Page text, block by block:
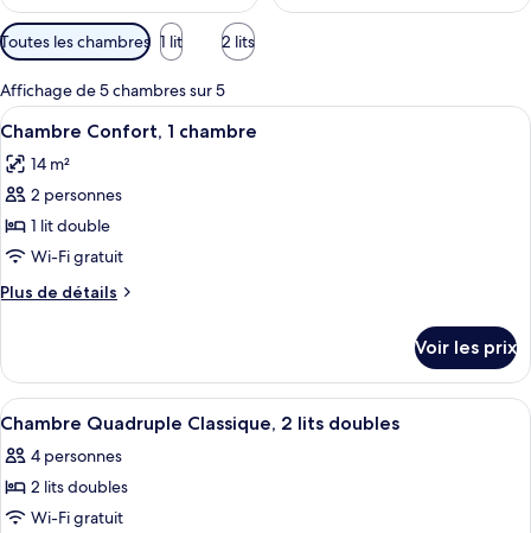
Filtres
disponibles
pour
les
chambres
Toutes les chambres 1 lit 2 lits
Affichage de 5 chambres sur 5
Afficher
toutes
les
photos
pour
ce
type
de
Chambre
Confort,
1
chambre
Une chambre d’hôtel comprenant
5
Chambre Confort, 1 chambre
14 m²
2 personnes
1 lit double
Wi-Fi gratuit
Plus de détails
Plus
le
type
de
Chambre
Confort,
chambre
Voir les prix
Afficher
toutes
les
photos
pour
Une chambre d’hôtel avec deux
4
Chambre Quadruple Classique, 2 lits doubles
4 personnes
2 lits doubles
Wi-Fi gratuit